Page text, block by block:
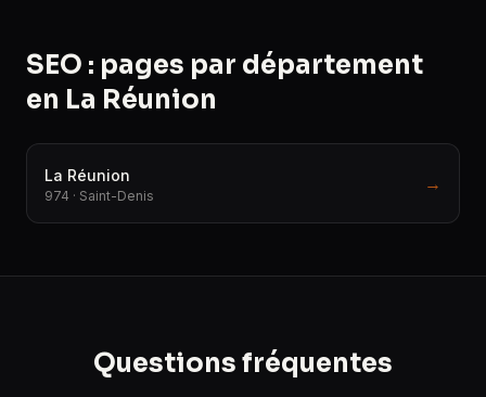
SEO : pages par département
en La Réunion
La Réunion
974 · Saint-Denis
→
Questions fréquentes